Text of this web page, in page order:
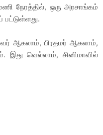
நேரத்தில், ஒரு அரசாங்கம்
பட்டுள்ளது.
ஆகலாம், பிரதமர் ஆகலாம்,
வெல்லாம், சினிமாவில்